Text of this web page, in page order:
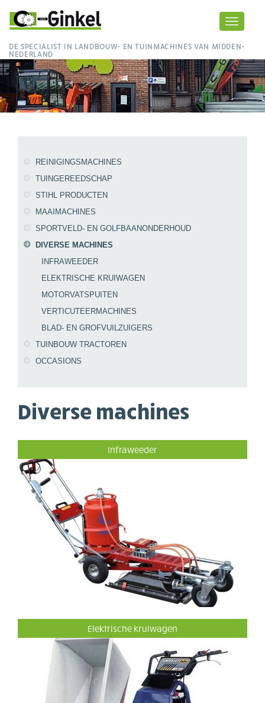
Toggle
DE SPECIALIST IN LANDBOUW- EN TUINMACHINES VAN MIDDEN-
NEDERLAND
REINIGINGSMACHINES
TUINGEREEDSCHAP
STIHL PRODUCTEN
MAAIMACHINES
SPORTVELD- EN GOLFBAANONDERHOUD
DIVERSE MACHINES
INFRAWEEDER
ELEKTRISCHE KRUIWAGEN
MOTORVATSPUITEN
VERTICUTEERMACHINES
BLAD- EN GROFVUILZUIGERS
TUINBOUW TRACTOREN
OCCASIONS
Diverse machines
Infraweeder
Elektrische kruiwagen